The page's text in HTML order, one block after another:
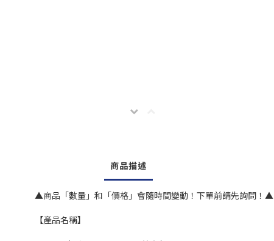
商品描述
▲商品「數量」和「價格」會隨時間變動！下單前請先詢問！▲
【產品名稱】